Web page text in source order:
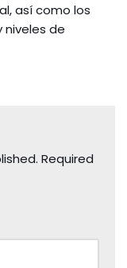
así como los
de
Required